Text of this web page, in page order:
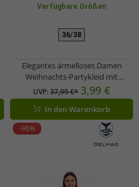
Verfügbare Größen
36/38
Elegantes ärmelloses Damen
Weihnachts-Partykleid mit
festlichem Print und ausgestelltem
Rock 967618 beige/schwarz/rot
UVP:37,99 €* 3,99 €
In den Warenkorb
-96%